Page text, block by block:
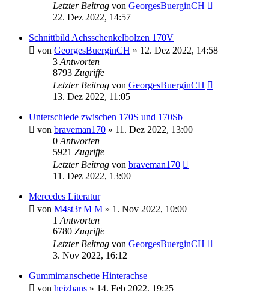
Letzter Beitrag von GeorgesBuerginCH
22. Dez 2022, 14:57
Schnittbild Achsschenkelbolzen 170V
von GeorgesBuerginCH » 12. Dez 2022, 14:58
3 Antworten
8793 Zugriffe
Letzter Beitrag von GeorgesBuerginCH
13. Dez 2022, 11:05
Unterschiede zwischen 170S und 170Sb
von braveman170 » 11. Dez 2022, 13:00
0 Antworten
5921 Zugriffe
Letzter Beitrag von braveman170
11. Dez 2022, 13:00
Mercedes Literatur
von M4st3r M M » 1. Nov 2022, 10:00
1 Antworten
6780 Zugriffe
Letzter Beitrag von GeorgesBuerginCH
3. Nov 2022, 16:12
Gummimanschette Hinterachse
von heizhans » 14. Feb 2022, 19:25